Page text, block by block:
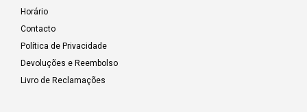
Horário
Contacto
Política de Privacidade
Devoluções e Reembolso
Livro de Reclamações